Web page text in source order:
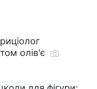
олів'є